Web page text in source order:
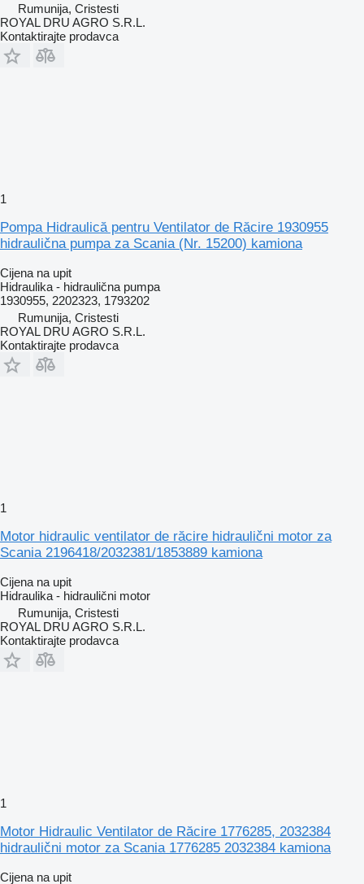
Rumunija, Cristesti
ROYAL DRU AGRO S.R.L.
Kontaktirajte prodavca
1
Pompa Hidraulică pentru Ventilator de Răcire 1930955
hidraulična pumpa za Scania (Nr. 15200) kamiona
Cijena na upit
Hidraulika - hidraulična pumpa
1930955, 2202323, 1793202
Rumunija, Cristesti
ROYAL DRU AGRO S.R.L.
Kontaktirajte prodavca
1
Motor hidraulic ventilator de răcire hidraulični motor za
Scania 2196418/2032381/1853889 kamiona
Cijena na upit
Hidraulika - hidraulični motor
Rumunija, Cristesti
ROYAL DRU AGRO S.R.L.
Kontaktirajte prodavca
1
Motor Hidraulic Ventilator de Răcire 1776285, 2032384
hidraulični motor za Scania 1776285 2032384 kamiona
Cijena na upit